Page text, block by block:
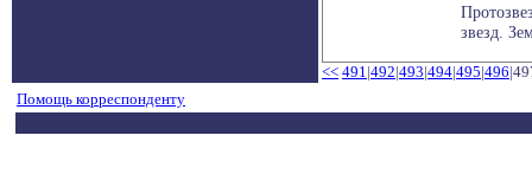
звезд.
<< 491|492|493|494|495|496
Помощь корреспонденту